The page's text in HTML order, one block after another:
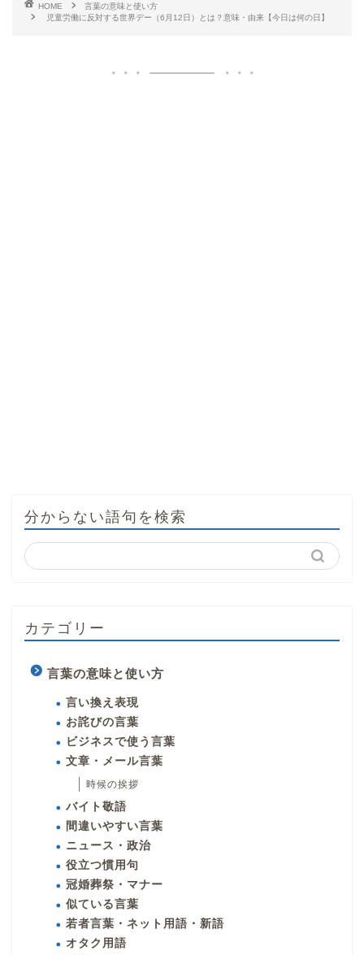
HOME
言葉の意味と使い方
児童労働に反対する世界デー（6月12日）とは？意味・由来【今日は何の日】
分からない語句を検索
カテゴリー
言葉の意味と使い方
言い換え表現
お詫びの言葉
ビジネスで使う言葉
文章・メール言葉
時候の挨拶
バイト敬語
間違いやすい言葉
ニュース・政治
役立つ慣用句
冠婚葬祭・マナー
似ている言葉
若者言葉・ネット用語・新語
オタク用語